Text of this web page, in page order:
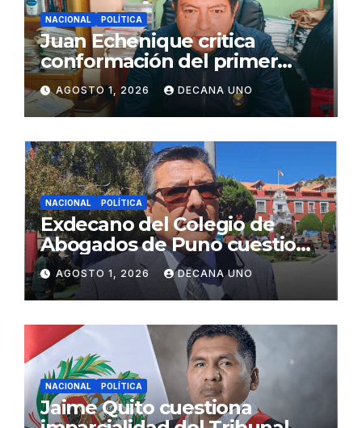
NACIONAL POLÍTICA
Juan Echenique critica
conformación del primer
gabinete ministerial de Keiko
Fujimori
AGOSTO 1, 2026 DECANA UNO
NACIONAL POLÍTICA
Exdecano del Colegio de
Abogados de Puno cuestiona
propuestas sobre seguridad
ciudadana
AGOSTO 1, 2026 DECANA UNO
NACIONAL POLÍTICA
Jaime Quito cuestiona